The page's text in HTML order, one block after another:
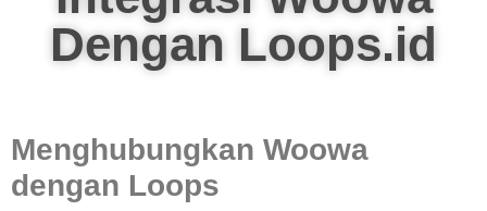
Dengan Loops.id
Menghubungkan Woowa
dengan Loops